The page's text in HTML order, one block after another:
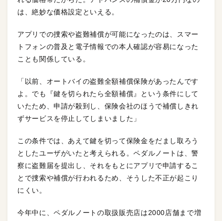
は、絶妙な価格設定といえる。
アプリでの捜索や盗難補償が可能になったのは、スマー
トフォンの普及と電子情報での本人確認が容易になった
ことも関係している。
「以前、オートバイの盗難全額補償保険があったんです
よ。でも『鍵を切られたら全額補償』という条件にして
いたため、申請が殺到し、保険会社のほうで補償しきれ
ずサービスを停止してしまいました」
この条件では、あえて鍵を切って保険金をだまし取ろう
としたユーザがいたと考えられる。ペダルノートは、警
察に盗難届を提出し、それをもとにアプリで申請するこ
とで捜索や補償が行われるため、そうした不正が起こり
にくい。
今年中に、ペダルノートの取扱販売店は2000店舗まで増